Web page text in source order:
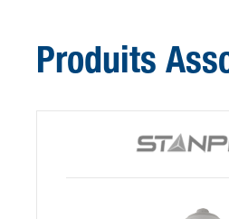
Produits